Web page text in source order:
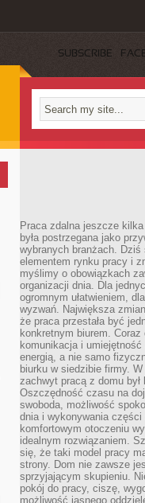
SUBSCRIBE
Praca zdalna jeszcze
była postrzegana jako
wybranych branżach. Dziś
elementem rynku pracy i
myślimy o obowiązkach
organizacji dnia. Dla
ogromnym ułatwieniem,
wyzwań. Największa
że praca przestała być
konkretnym biurem.
komunikacja i umiejętność
energią, a nie samo
biurku w siedzibie firmy.
zachwyt pracą z domu był
Oszczędność czasu na
swoboda, możliwość
dnia i wykonywania części
komfortowym otoczeniu
idealnym rozwiązaniem.
się, że taki model pracy
strony. Dom nie zawsze
sprzyjającym skupieniu.
pokój do pracy, ciszę,
możliwość jasnego